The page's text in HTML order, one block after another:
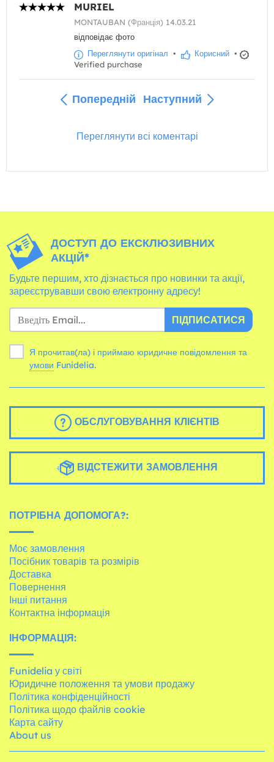
MURIEL
MONTAUBAN (Франція) 14.03.21
відповідає фото
Переглянути оригінал • Корисний •
Verified purchase
Попередній Наступний
Переглянути всі коментарі
ДОСТУП ДО ЕКСКЛЮЗИВНИХ
АКЦІЙ*
Будьте першим, хто дізнається про новинки та акції,
зареєструвавши свою електронну адресу!
ПІДПИСАТИСЯ
Я прочитав(ла) і приймаю юридичне повідомлення та
умови Funidelia.
ОБСЛУГОВУВАННЯ КЛІЄНТІВ
ВІДСТЕЖИТИ ЗАМОВЛЕННЯ
ПОТРІБНА ДОПОМОГА?:
Моє замовлення
Посібник товарів та розмірів
Доставка
Повернення
Інші питання
Контактна інформація
ІНФОРМАЦІЯ:
Funidelia у світі
Юридичне положення та умови продажу
Політика конфіденційності
Політика щодо файлів cookie
Карта сайту
About us